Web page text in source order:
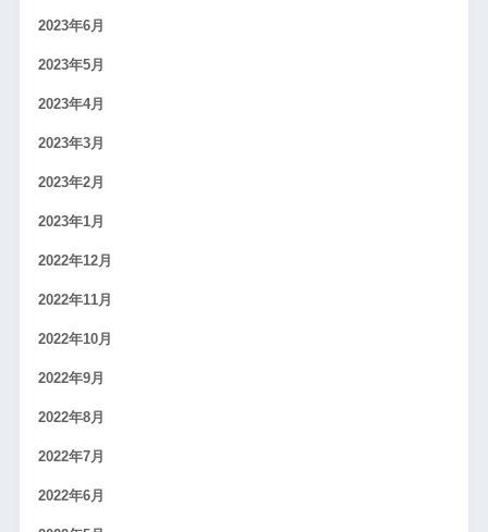
2023年6月
2023年5月
2023年4月
2023年3月
2023年2月
2023年1月
2022年12月
2022年11月
2022年10月
2022年9月
2022年8月
2022年7月
2022年6月